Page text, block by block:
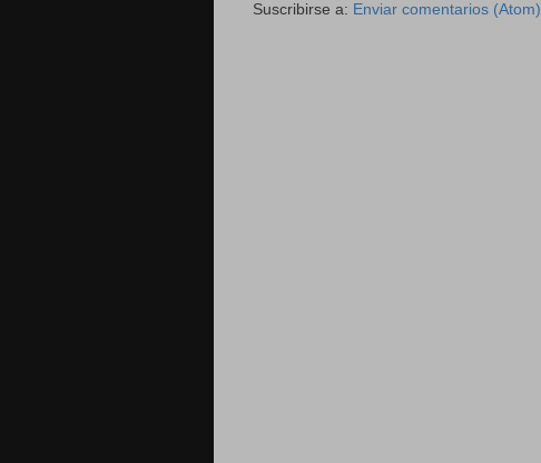
Suscribirse a: Enviar comentarios (Atom)